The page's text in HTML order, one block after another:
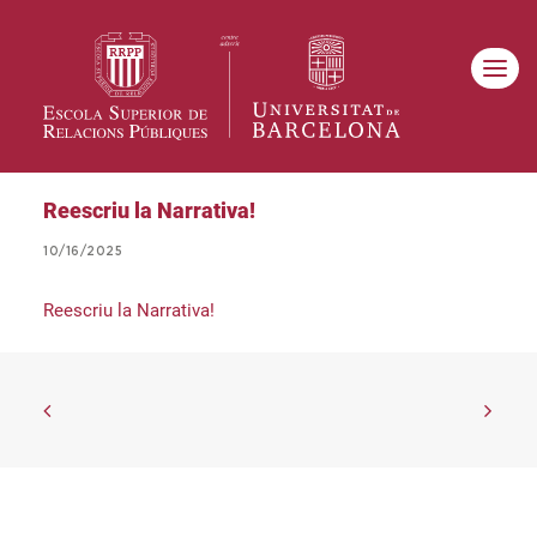
Reescriu la Narrativa!
10/16/2025
Reescriu la Narrativa!